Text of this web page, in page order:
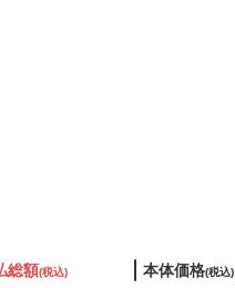
総額(税込) 本体価格(税込)